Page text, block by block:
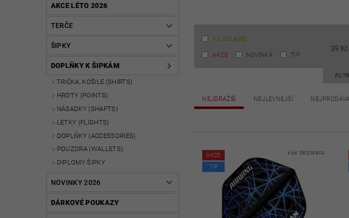
AKCE LÉTO 2026
TERČE
ŠIPKY
DOPLŇKY K ŠIPKÁM
TRIČKA, KOŠILE (SHIRTS)
HROTY (POINTS)
NÁSADKY (SHAFTS)
LETKY (FLIGHTS)
DOPLŇKY (ACCESSORIES)
POUZDRA (WALLETS)
DIPLOMY ŠIPKY
NOVINKY 2026
DÁRKOVÉ POUKAZY
NA SKLADĚ
AKCE NOVINKA TIP
39 Kč
NEJDRAŽŠÍ NEJLEVNĚJŠÍ
AKCE
TIP
Kód: 38206904